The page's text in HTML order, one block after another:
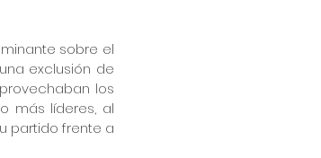
sobre el
exclusión de
los
más líderes, al
partido frente a